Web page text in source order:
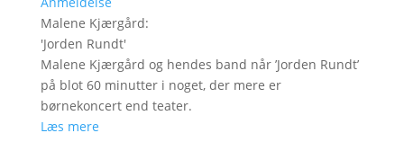
Malene Kjærgård:
'Jorden Rundt'
Malene Kjærgård og hendes band når ’Jorden Rundt’
på blot 60 minutter i noget, der mere er
børnekoncert end teater.
Læs mere